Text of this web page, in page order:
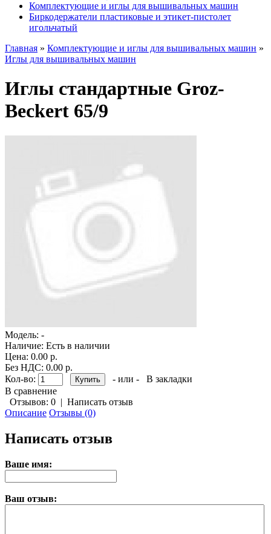
Комплектующие и иглы для вышивальных машин
Биркодержатели пластиковые и этикет-пистолет
игольчатый
Главная » Комплектующие и иглы для вышивальных машин »
Иглы для вышивальных машин
Иглы стандартные Groz-
Beckert 65/9
Модель: -
Наличие: Есть в наличии
Цена: 0.00 р.
Без НДС: 0.00 р.
Кол-во:
- или -
В закладки
В сравнение
Отзывов: 0 | Написать отзыв
Описание Отзывы (0)
Написать отзыв
Ваше имя:
Ваш отзыв: